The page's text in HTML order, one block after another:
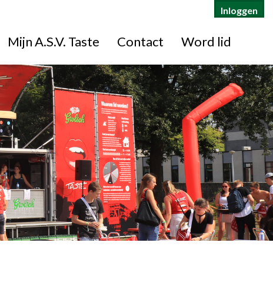
Inloggen
Mijn A.S.V. Taste Contact Word lid